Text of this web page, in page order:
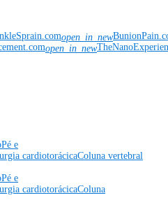
open_in_new
open_in_new
Pé e
cardiotorácicaColuna vertebral
Pé e
cardiotorácicaColuna